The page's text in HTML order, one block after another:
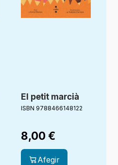
El petit marcià
ISBN 9788466148122
8,00 €
Afegir